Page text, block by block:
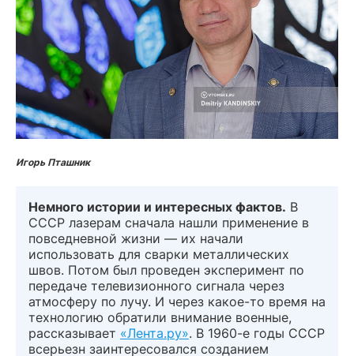
Игорь Пташник
Немного истории и интересных фактов. В
СССР лазерам сначала нашли применение в
повседневной жизни — их начали
использовать для сварки металлических
швов. Потом был проведен эксперимент по
передаче телевизионного сигнала через
атмосферу по лучу. И через какое-то время на
технологию обратили внимание военные,
рассказывает «Лента.ру». В 1960-е годы СССР
всерьезн заинтересовался созданием